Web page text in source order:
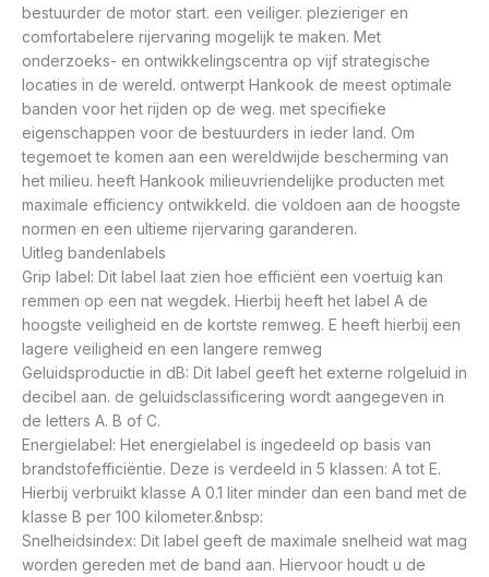
bestuurder de motor start. een veiliger. plezieriger en
comfortabelere rijervaring mogelijk te maken. Met
onderzoeks- en ontwikkelingscentra op vijf strategische
locaties in de wereld. ontwerpt Hankook de meest optimale
banden voor het rijden op de weg. met specifieke
eigenschappen voor de bestuurders in ieder land. Om
tegemoet te komen aan een wereldwijde bescherming van
het milieu. heeft Hankook milieuvriendelijke producten met
maximale efficiency ontwikkeld. die voldoen aan de hoogste
normen en een ultieme rijervaring garanderen.
Uitleg bandenlabels
Grip label: Dit label laat zien hoe efficiënt een voertuig kan
remmen op een nat wegdek. Hierbij heeft het label A de
hoogste veiligheid en de kortste remweg. E heeft hierbij een
lagere veiligheid en een langere remweg
Geluidsproductie in dB: Dit label geeft het externe rolgeluid in
decibel aan. de geluidsclassificering wordt aangegeven in
de letters A. B of C.
Energielabel: Het energielabel is ingedeeld op basis van
brandstofefficiëntie. Deze is verdeeld in 5 klassen: A tot E.
Hierbij verbruikt klasse A 0.1 liter minder dan een band met de
klasse B per 100 kilometer.&nbsp:
Snelheidsindex: Dit label geeft de maximale snelheid wat mag
worden gereden met de band aan. Hiervoor houdt u de